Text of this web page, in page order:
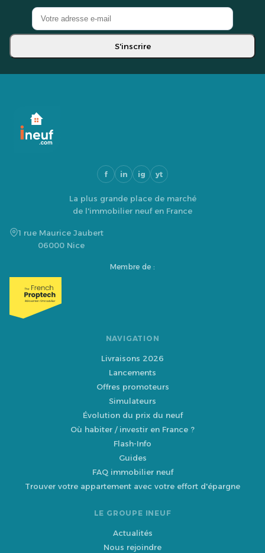
S'inscrire
f in ig yt
La plus grande place de marché
de l'immobilier neuf en France
1 rue Maurice Jaubert
06000 Nice
Membre de :
NAVIGATION
Livraisons 2026
Lancements
Offres promoteurs
Simulateurs
Évolution du prix du neuf
Où habiter / investir en France ?
Flash-Info
Guides
FAQ immobilier neuf
Trouver votre appartement avec votre effort d'épargne
LE GROUPE INEUF
Actualités
Nous rejoindre